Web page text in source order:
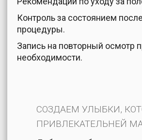
Контроль за состоянием после
процедуры.
Запись на повторный осмотр
необходимости.
СОЗДАЕМ УЛЫБКИ,
ПРИВЛЕКАТЕЛЬНЕЙ